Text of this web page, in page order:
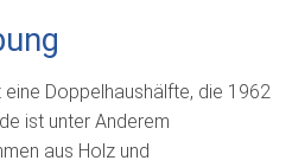
Doppelhaushälfte, die 1962
ist unter Anderem
aus Holz und